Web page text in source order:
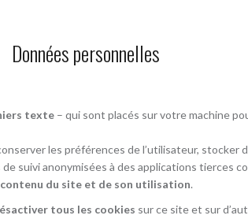
Données personnelles
texte – qui sont placés sur votre machine
les préférences de l’utilisateur, stocker
suivi anonymisées à des applications tierces
du site et de son utilisation.
tous les cookies sur ce site et sur